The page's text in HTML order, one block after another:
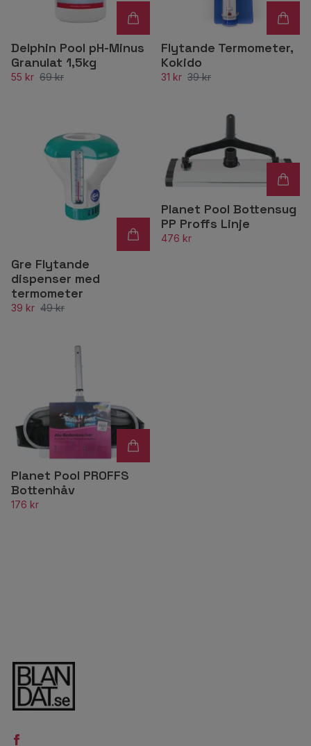
Delphin Pool pH-Minus
Granulat 1,5kg
55 kr 69 kr
Flytande Termometer,
Kokido
31 kr 39 kr
Gre Flytande
dispenser med
termometer
39 kr 49 kr
Planet Pool Bottensug
PP Proffs Linje
476 kr
Planet Pool PROFFS
Bottenhåv
176 kr